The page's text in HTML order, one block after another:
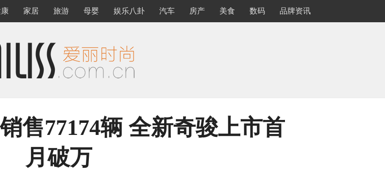
家居 旅游 母婴 娱乐八卦 汽车 房产 美食 数码 品牌资讯
售77174辆 全新奇骏上市首
月破万